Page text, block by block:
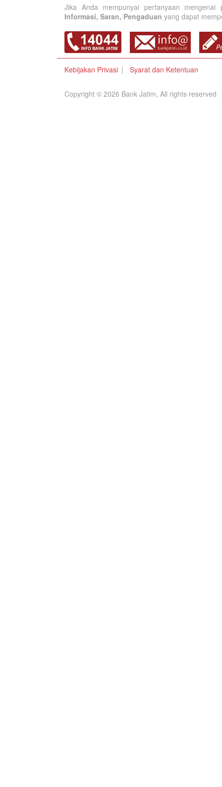
Jika Anda mempunyai pertanyaan
Informasi, Saran, Pengaduan yang dapat
Kebijakan Privasi Syarat dan Ketentuan
Copyright © 2026 Bank Jatim, All rights reserved